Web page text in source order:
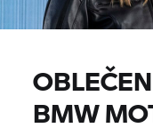
BMW